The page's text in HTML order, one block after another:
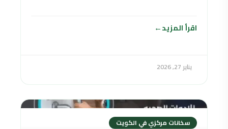
الصحية. شرائح المجتمع
اقرأ المزيد
يناير 27, 2026
سخانات مركزي في الكويت